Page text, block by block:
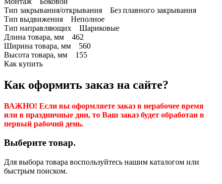
Тип закрывания/открывания Без плавного закрывания
Тип выдвижения Неполное
Тип направляющих Шариковые
Длина товара, мм 462
Ширина товара, мм 560
Высота товара, мм 155
Как купить
Как оформить заказ на сайте?
ВАЖНО! Если вы оформляете заказ в нерабочее время
или в праздничные дни, то Ваш заказ будет обработан в
первый рабочий день.
Выберите товар.
Для выбора товара воспользуйтесь нашим каталогом или
быстрым поиском.